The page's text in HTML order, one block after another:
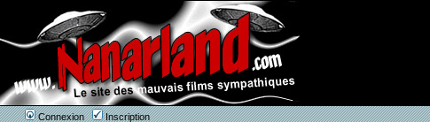
Connexion Inscription